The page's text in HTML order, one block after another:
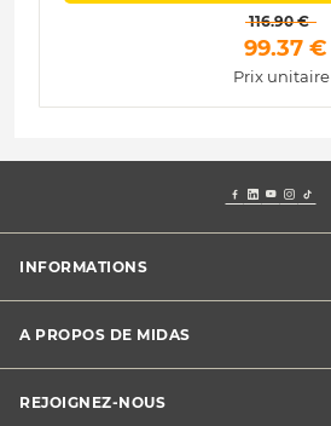
116.90 €
99.37 €
Prix unitaire
INFORMATIONS
Charte des cookies
Charte des données personnelles
CGV
A PROPOS DE MIDAS
Midas France
REJOIGNEZ-NOUS